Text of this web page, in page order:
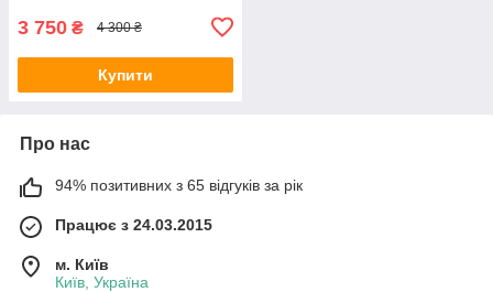
3 750 ₴ 4 300 ₴
Купити
Про нас
94% позитивних з 65 відгуків за рік
Працює з 24.03.2015
м. Київ
Київ, Україна